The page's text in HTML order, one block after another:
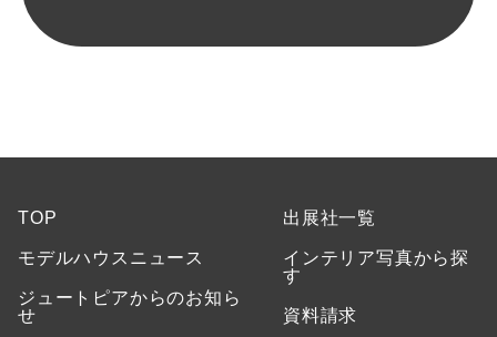
TOP
モデルハウスニュース
ジュートピアからのお知ら
せ
出展社一覧
インテリア写真から探
す
資料請求